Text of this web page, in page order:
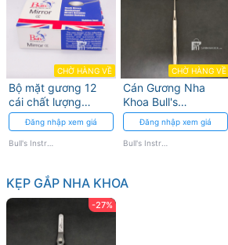
CHỜ HÀNG VỀ
Bộ mặt gương 12
cái chất lượng
chống chờ, chống
trầy xước Bull's
Instrumed
Đăng nhập xem giá
Bull's Instrumed
CHỜ HÀNG VỀ
Cán Gương Nha
Khoa Bull's
Instrumed - Độ Bền
Và Chính Xác Cao
Đăng nhập xem giá
Bull's Instrumed
KẸP GẮP NHA KHOA
-27%